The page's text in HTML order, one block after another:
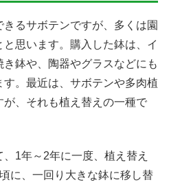
るサボテンですが、多くは園
思います。購入した鉢は、イ
鉢や、陶器やグラスなどにも
。最近は、サボテンや多肉植
、それも植え替えの一種で
1年～2年に一度、植え替え
に、一回り大きな鉢に移し替